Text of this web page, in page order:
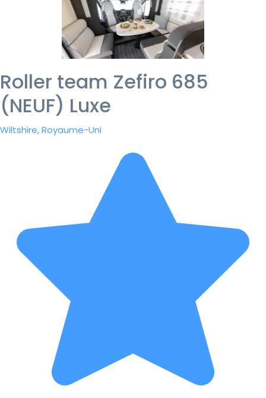
Roller team Zefiro 685
(NEUF) Luxe
Wiltshire, Royaume-Uni